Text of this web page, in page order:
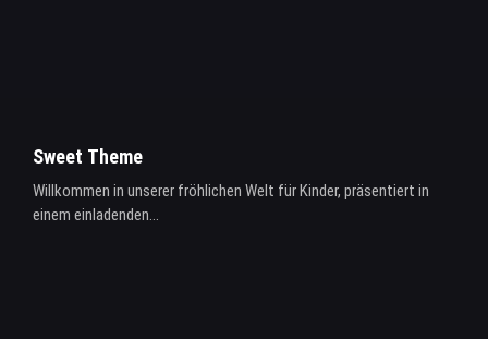
Sweet Theme
Willkommen in unserer fröhlichen Welt für Kinder, präsentiert in
einem einladenden...